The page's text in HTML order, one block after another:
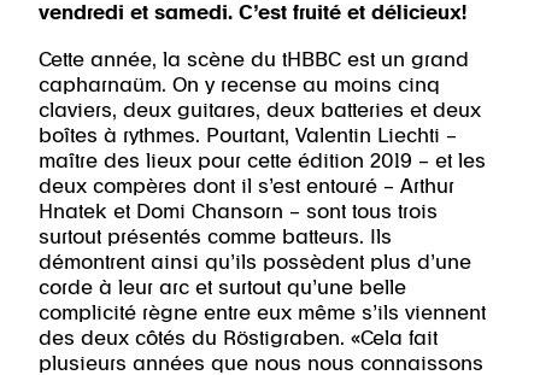
vendredi et samedi. C’est fruité et délicieux!
Cette année, la scène du tHBBC est un grand
capharnaüm. On y recense au moins cinq
claviers, deux guitares, deux batteries et deux
boîtes à rythmes. Pourtant, Valentin Liechti –
maître des lieux pour cette édition 2019 – et les
deux compères dont il s’est entouré – Arthur
Hnatek et Domi Chansorn – sont tous trois
surtout présentés comme batteurs. Ils
démontrent ainsi qu’ils possèdent plus d’une
corde à leur arc et surtout qu’une belle
complicité règne entre eux même s’ils viennent
des deux côtés du Röstigraben. «Cela fait
plusieurs années que nous nous connaissons